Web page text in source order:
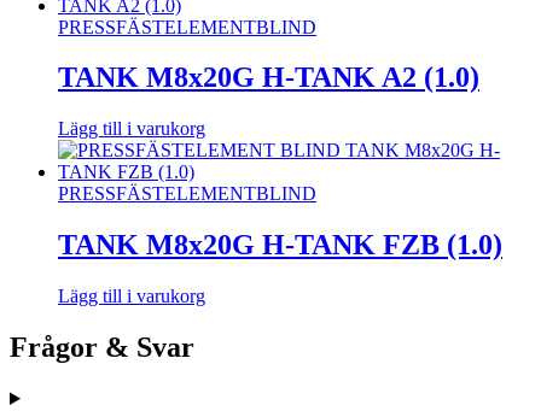
PRESSFÄSTELEMENTBLIND
TANK M8x20G H-TANK A2 (1.0)
Lägg till i varukorg
PRESSFÄSTELEMENTBLIND
TANK M8x20G H-TANK FZB (1.0)
Lägg till i varukorg
Frågor & Svar